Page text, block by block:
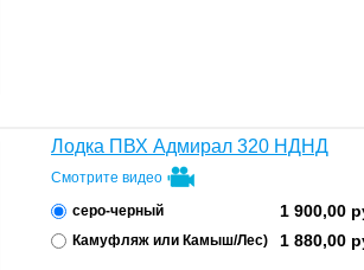
Лодка ПВХ Адмирал 320 НДНД
Смотрите видео
серо-черный
1 900,00
Камуфляж или Камыш/Лес) 1 880,00